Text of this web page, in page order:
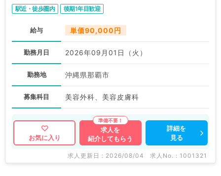
駅近・徒歩圏内 後期1年目歓迎
給与 単価90,000円
勤務月日 2026年09月01日（火）
勤務地 沖縄県那覇市
募集科目 美容外科、美容皮膚科
お気に入り
求人を
紹介してもらう
詳細を
見る
求人更新日 : 2026/08/04 求人No. : 1001321